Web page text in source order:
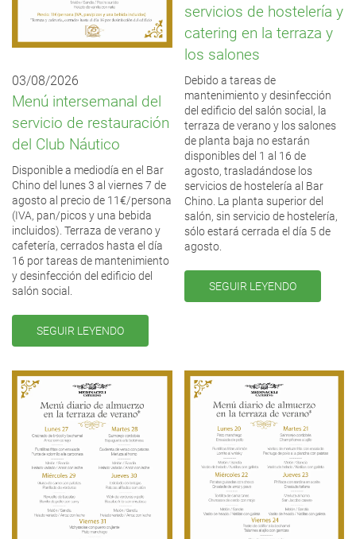
03/08/2026
Menú intersemanal del
servicio de restauración
del Club Náutico
Disponible a mediodía en el Bar
Chino del lunes 3 al viernes 7 de
agosto al precio de 11€/persona
(IVA, pan/picos y una bebida
incluidos). Terraza de verano y
cafetería, cerrados hasta el día
16 por tareas de mantenimiento
y desinfección del edificio del
salón social.
SEGUIR LEYENDO
servicios de hostelería y
catering en la terraza y
los salones
Debido a tareas de
mantenimiento y desinfección
del edificio del salón social, la
terraza de verano y los salones
de planta baja no estarán
disponibles del 1 al 16 de
agosto, trasladándose los
servicios de hostelería al Bar
Chino. La planta superior del
salón, sin servicio de hostelería,
sólo estará cerrada el día 5 de
agosto.
SEGUIR LEYENDO